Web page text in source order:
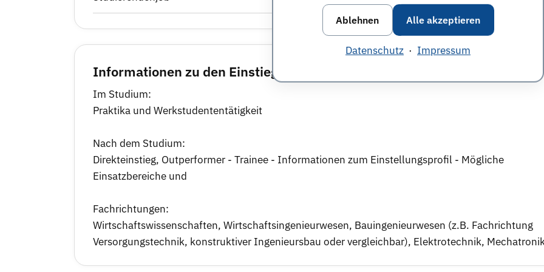
Ablehnen Alle akzeptieren
Datenschutz · Impressum
Informationen zu den Einstiegs- und Entwicklungsmöglichkeiten
Im Studium:
Praktika und Werkstudententätigkeit
Nach dem Studium:
Direkteinstieg, Outperformer - Trainee - Informationen zum Einstellungsprofil - Mögliche
Einsatzbereiche und
Fachrichtungen:
Wirtschaftswissenschaften, Wirtschaftsingenieurwesen, Bauingenieurwesen (z.B. Fachrichtung
Versorgungstechnik, konstruktiver Ingenieursbau oder vergleichbar), Elektrotechnik,